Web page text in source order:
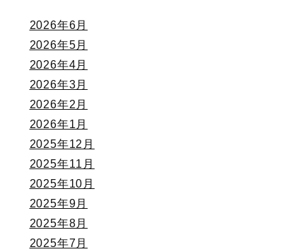
2026年6月
2026年5月
2026年4月
2026年3月
2026年2月
2026年1月
2025年12月
2025年11月
2025年10月
2025年9月
2025年8月
2025年7月